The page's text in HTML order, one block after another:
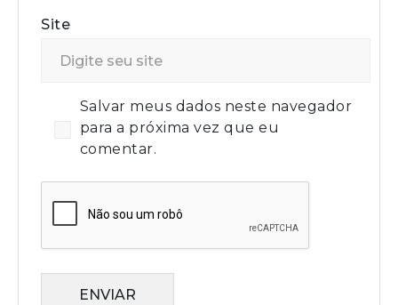
Site
Salvar meus dados neste navegador
para a próxima vez que eu
comentar.
ENVIAR